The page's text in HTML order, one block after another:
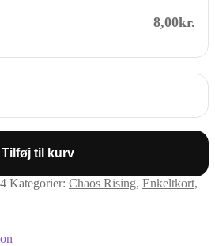
8,00kr.
Tilføj til kurv
Kategorier: Chaos Rising, Enkeltkort,